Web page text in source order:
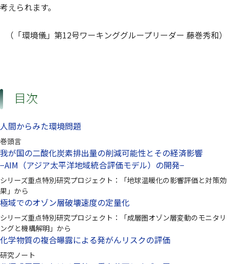
考えられます。
（「環境儀」第12号ワーキンググループリーダー 藤巻秀和）
目次
人間からみた環境問題
巻頭言
我が国の二酸化炭素排出量の削減可能性とその経済影響
−AIM（アジア太平洋地域統合評価モデル）の開発−
シリーズ重点特別研究プロジェクト：「地球温暖化の影響評価と対策効
果」から
極域でのオゾン層破壊速度の定量化
シリーズ重点特別研究プロジェクト：「成層圏オゾン層変動のモニタリ
ングと機構解明」から
化学物質の複合曝露による発がんリスクの評価
研究ノート